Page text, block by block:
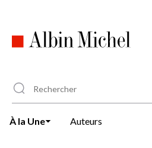
principal
À la Une Auteurs